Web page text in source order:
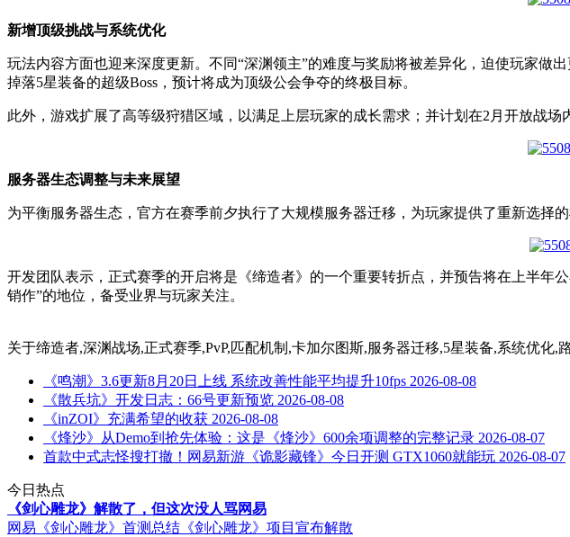
新增顶级挑战与系统优化
玩法内容方面也迎来深度更新。不同“深渊领主”的难度与奖励将被差异化，迫使玩家做
掉落5星装备的超级Boss，预计将成为顶级公会争夺的终极目标。
此外，游戏扩展了高等级狩猎区域，以满足上层玩家的成长需求；并计划在2月开放战场
服务器生态调整与未来展望
为平衡服务器生态，官方在赛季前夕执行了大规模服务器迁移，为玩家提供了重新选择
开发团队表示，正式赛季的开启将是《缔造者》的一个重要转折点，并预告将在上半年
销作”的地位，备受业界与玩家关注。
关于缔造者,深渊战场,正式赛季,PvP,匹配机制,卡加尔图斯,服务器迁移,5星装备,系统优
《鸣潮》3.6更新8月20日上线 系统改善性能平均提升10fps 2026-08-08
《散兵坑》开发日志：66号更新预览 2026-08-08
《inZOI》充满希望的收获 2026-08-08
《烽沙》从Demo到抢先体验：这是《烽沙》600余项调整的完整记录 2026-08-07
首款中式志怪搜打撤！网易新游《诡影藏锋》今日开测 GTX1060就能玩 2026-08-07
今日热点
《剑心雕龙》解散了，但这次没人骂网易
网易《剑心雕龙》首测总结 《剑心雕龙》项目宣布解散